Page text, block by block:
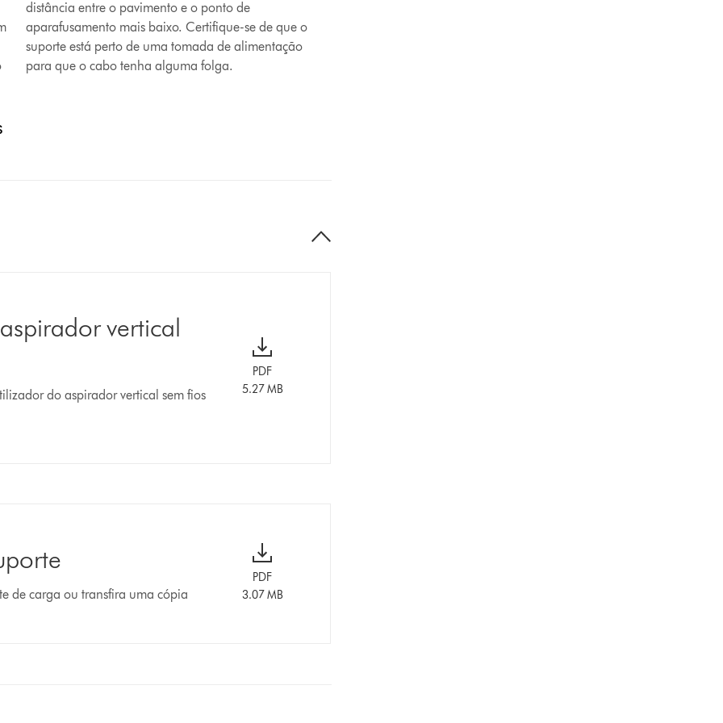
distância entre o pavimento e o ponto de
aparafusamento mais baixo. Certifique-se de que o
suporte está perto de uma tomada de alimentação
para que o cabo tenha alguma folga.
vertical
do aspirador vertical sem fios
PDF
5.27 MB
de carga ou transfira uma cópia
PDF
3.07 MB